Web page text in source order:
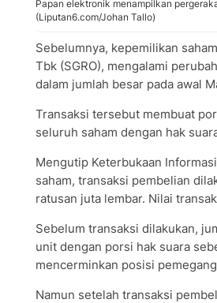
Papan elektronik menampilkan
(Liputan6.com/Johan Tallo)
Sebelumnya, kepemilikan
Tbk (SGRO), mengalami
dalam jumlah besar pada awal
Transaksi tersebut membuat
seluruh saham dengan hak
Mengutip Keterbukaan
saham, transaksi pembelian
ratusan juta lembar. Nilai
Sebelum transaksi dilakukan,
unit dengan porsi hak suara
mencerminkan posisi
Namun setelah transaksi